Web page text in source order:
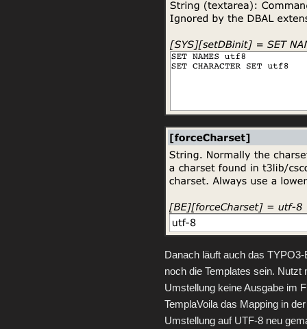
Danach läuft auch das
noch die Templates sein. Nutzt
Umstellung keine Ausgabe im
TemplaVoila das Mapping in
Umstellung auf UTF-8 neu